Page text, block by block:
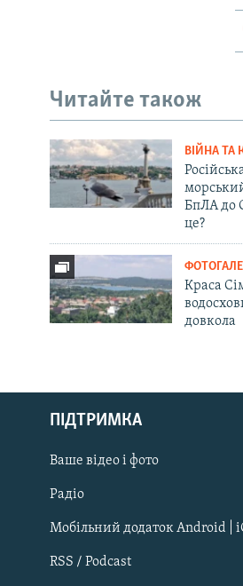
Русский
Qırımtatar
ДОЛУЧАЙСЯ!
Читайте також
ВІЙНА ТА
БпЛА до
це?
Краса
довкола
ПІДТРИМКА
Ваше відео і фото
Радіо
Мобільний додаток Android |
RSS / Podcast